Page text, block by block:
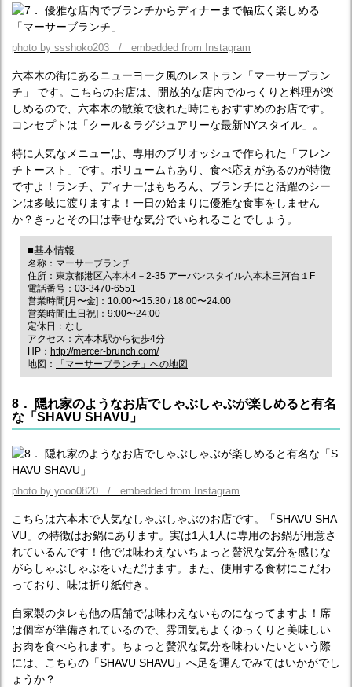
photo by ssshoko203 / embedded from Instagram
六本木の街にあるニューヨーク風のレストラン「マーサーブラン
チ」 です。こちらのお店は、開放的な店内でゆっくりと料理が楽
しめるので、六本木の散策で疲れた時にもおすすめのお店です。
コンセプトは「クール＆ラグジュアリーな最新NYスタイル」。
特に人気なメニューは、専用のブリオッシュで作られた「フレン
チトースト」です。ボリュームもあり、食べ応えがあるのが特徴
ですよ！ランチ、ディナーはもちろん、ブランチにと活躍のシー
ンは多岐に渡りますよ！一日の始まりに優雅な食事をしません
か？きっとその日は幸せな気分でいられることでしょう。
■基本情報
名称：マーサーブランチ
住所：東京都港区六本木4－2‐35 アーバンスタイル六本木三河台１F
電話番号：03-3470-6551
営業時間[月〜金]：10:00〜15:30 / 18:00〜24:00
営業時間[土日祝]：9:00〜24:00
定休日：なし
アクセス：六本木駅から徒歩4分
HP： http://mercer-brunch.com/
地図：
「マーサーブランチ」への地図
8． 隠れ家のようなお店でしゃぶしゃぶが楽しめると有名
な「SHAVU SHAVU」
photo by yooo0820 / embedded from Instagram
こちらは六本木で人気なしゃぶしゃぶのお店です。「SHAVU SHA
VU」の特徴はお鍋にあります。実は1人1人に専用のお鍋が用意さ
れているんです！他では味わえないちょっと贅沢な気分を感じな
がらしゃぶしゃぶをいただけます。また、使用する食材にこだわ
っており、味は折り紙付き。
自家製のタレも他の店舗では味わえないものになってますよ！席
は個室が準備されているので、雰囲気もよくゆっくりと美味しい
お肉を食べられます。ちょっと贅沢な気分を味わいたいという際
には、こちらの「SHAVU SHAVU」へ足を運んでみてはいかがでし
ょうか？